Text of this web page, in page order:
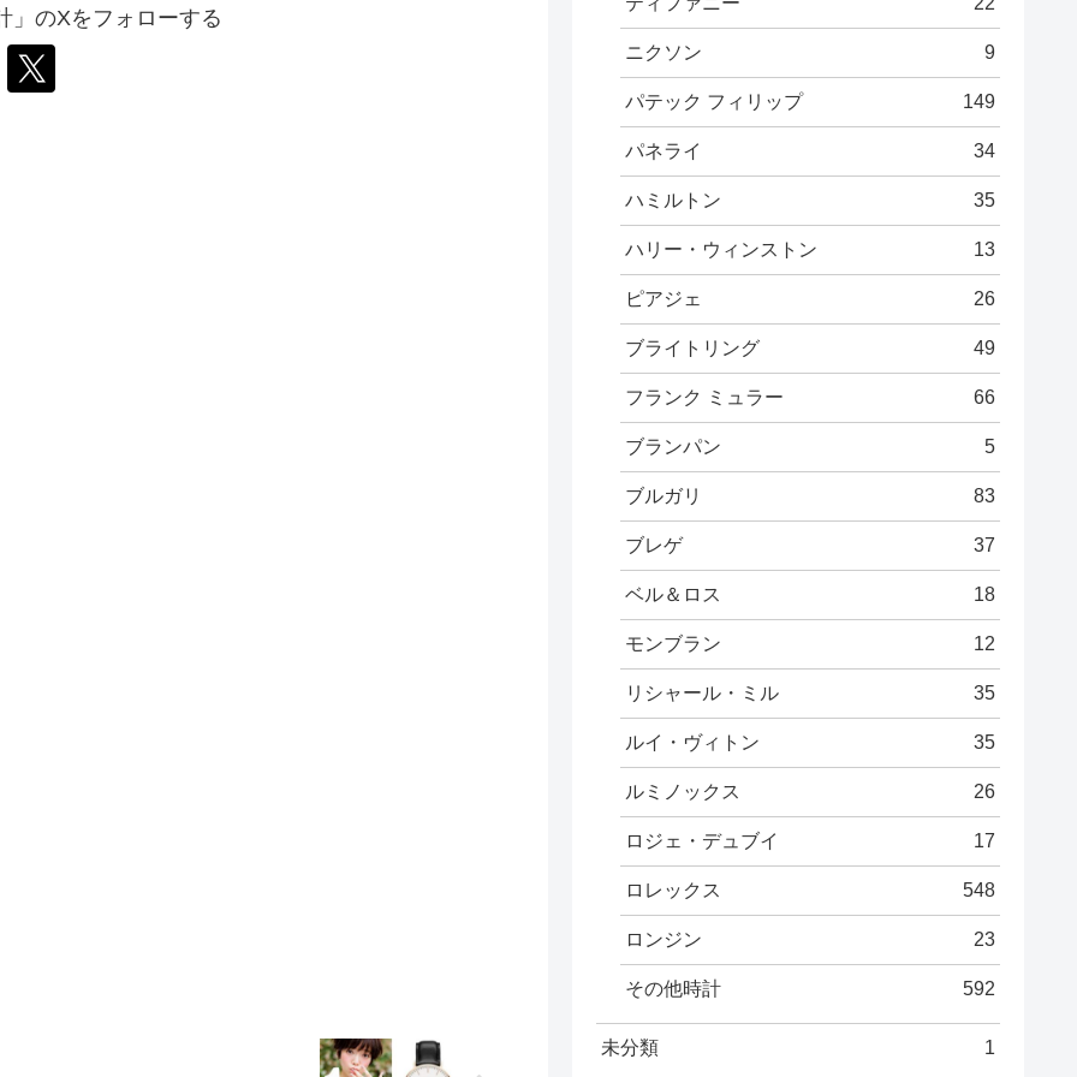
」のXをフォローする
ニクソン 9
パテック フィリップ 149
パネライ 34
ハミルトン 35
ハリー・ウィンストン 13
ピアジェ 26
ブライトリング 49
フランク ミュラー 66
ブランパン 5
ブルガリ 83
ブレゲ 37
ベル＆ロス 18
モンブラン 12
リシャール・ミル 35
ルイ・ヴィトン 35
ルミノックス 26
ロジェ・デュブイ 17
ロレックス 548
ロンジン 23
その他時計 592
未分類 1